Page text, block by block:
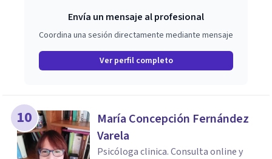
Envía un mensaje al profesional
Coordina una sesión directamente mediante mensaje
Ver perfil completo
10
María Concepción Fernández
Varela
Psicóloga clinica. Consulta online y